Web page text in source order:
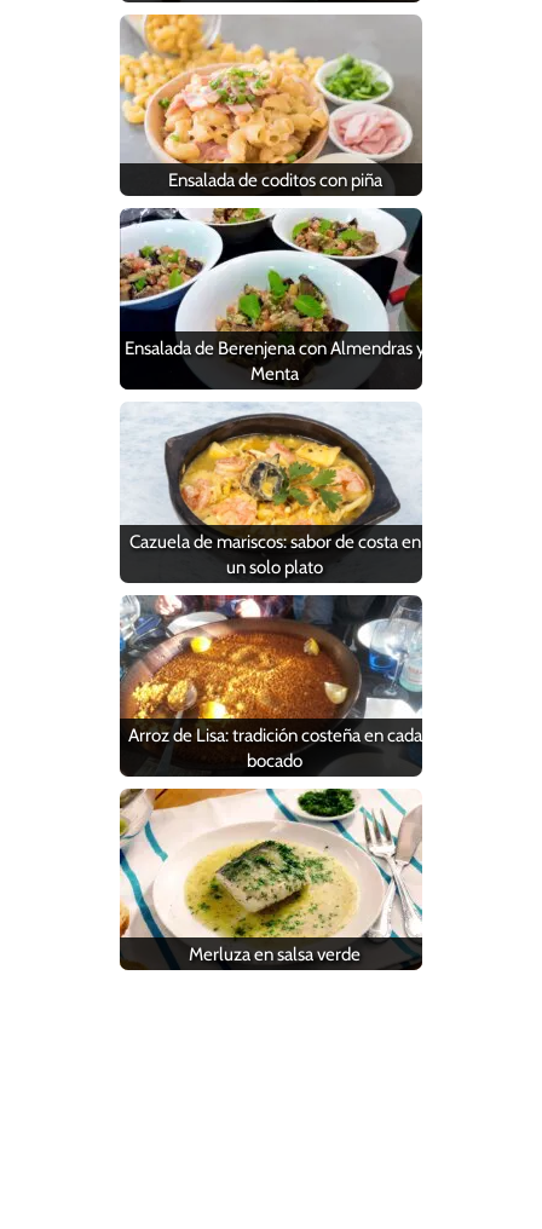
Ensalada de coditos con piña
Ensalada de Berenjena con Almendras y
Menta
Cazuela de mariscos: sabor de costa en
un solo plato
Arroz de Lisa: tradición costeña en cada
bocado
Merluza en salsa verde